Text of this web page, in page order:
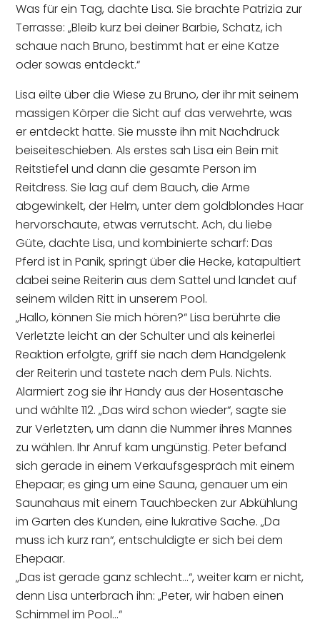
Was für ein Tag, dachte Lisa. Sie brachte Patrizia zur
Terrasse: „Bleib kurz bei deiner Barbie, Schatz, ich
schaue nach Bruno, bestimmt hat er eine Katze
oder sowas entdeckt.“
Lisa eilte über die Wiese zu Bruno, der ihr mit seinem
massigen Körper die Sicht auf das verwehrte, was
er entdeckt hatte. Sie musste ihn mit Nachdruck
beiseiteschieben. Als erstes sah Lisa ein Bein mit
Reitstiefel und dann die gesamte Person im
Reitdress. Sie lag auf dem Bauch, die Arme
abgewinkelt, der Helm, unter dem goldblondes Haar
hervorschaute, etwas verrutscht. Ach, du liebe
Güte, dachte Lisa, und kombinierte scharf: Das
Pferd ist in Panik, springt über die Hecke, katapultiert
dabei seine Reiterin aus dem Sattel und landet auf
seinem wilden Ritt in unserem Pool.
„Hallo, können Sie mich hören?“ Lisa berührte die
Verletzte leicht an der Schulter und als keinerlei
Reaktion erfolgte, griff sie nach dem Handgelenk
der Reiterin und tastete nach dem Puls. Nichts.
Alarmiert zog sie ihr Handy aus der Hosentasche
und wählte 112. „Das wird schon wieder“, sagte sie
zur Verletzten, um dann die Nummer ihres Mannes
zu wählen. Ihr Anruf kam ungünstig. Peter befand
sich gerade in einem Verkaufsgespräch mit einem
Ehepaar; es ging um eine Sauna, genauer um ein
Saunahaus mit einem Tauchbecken zur Abkühlung
im Garten des Kunden, eine lukrative Sache. „Da
muss ich kurz ran“, entschuldigte er sich bei dem
Ehepaar.
„Das ist gerade ganz schlecht…“, weiter kam er nicht,
denn Lisa unterbrach ihn: „Peter, wir haben einen
Schimmel im Pool…“